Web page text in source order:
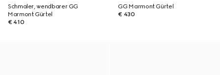
Schmaler, wendbarer GG
Marmont Gürtel
€ 410
GG Marmont Gürtel
€ 430